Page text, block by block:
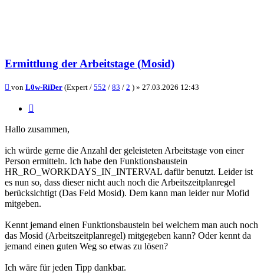
Ermittlung der Arbeitstage (Mosid)
Beitrag
von L0w-RiDer (Expert / 552 / 83 / 2 ) » 27.03.2026 12:43
Hallo zusammen,
ich würde gerne die Anzahl der geleisteten Arbeitstage von einer
Person ermitteln. Ich habe den Funktionsbaustein
HR_RO_WORKDAYS_IN_INTERVAL dafür benutzt. Leider ist
es nun so, dass dieser nicht auch noch die Arbeitszeitplanregel
berücksichtigt (Das Feld Mosid). Dem kann man leider nur Mofid
mitgeben.
Kennt jemand einen Funktionsbaustein bei welchem man auch noch
das Mosid (Arbeitszeitplanregel) mitgegeben kann? Oder kennt da
jemand einen guten Weg so etwas zu lösen?
Ich wäre für jeden Tipp dankbar.